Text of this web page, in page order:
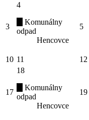
3
4
Komunálny
odpad
Hencovce
5
10 11 12
17
18
Komunálny
odpad
Hencovce
19